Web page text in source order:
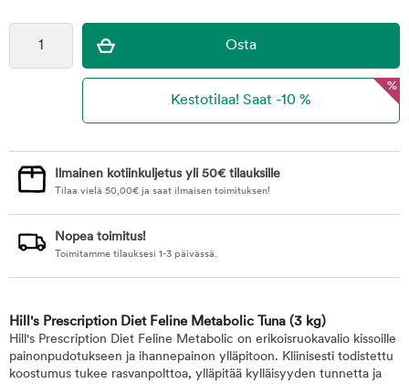
%
Ilmainen kotiinkuljetus yli 50€ tilauksille
Tilaa vielä 50,00€ ja saat ilmaisen toimituksen!
Nopea toimitus!
Toimitamme tilauksesi 1-3 päivässä.
Hill's Prescription Diet Feline Metabolic Tuna (3 kg)
Hill's Prescription Diet Feline Metabolic on erikoisruokavalio kissoille
painonpudotukseen ja ihannepainon ylläpitoon. Kliinisesti todistettu
koostumus tukee rasvanpolttoa, ylläpitää kylläisyyden tunnetta ja